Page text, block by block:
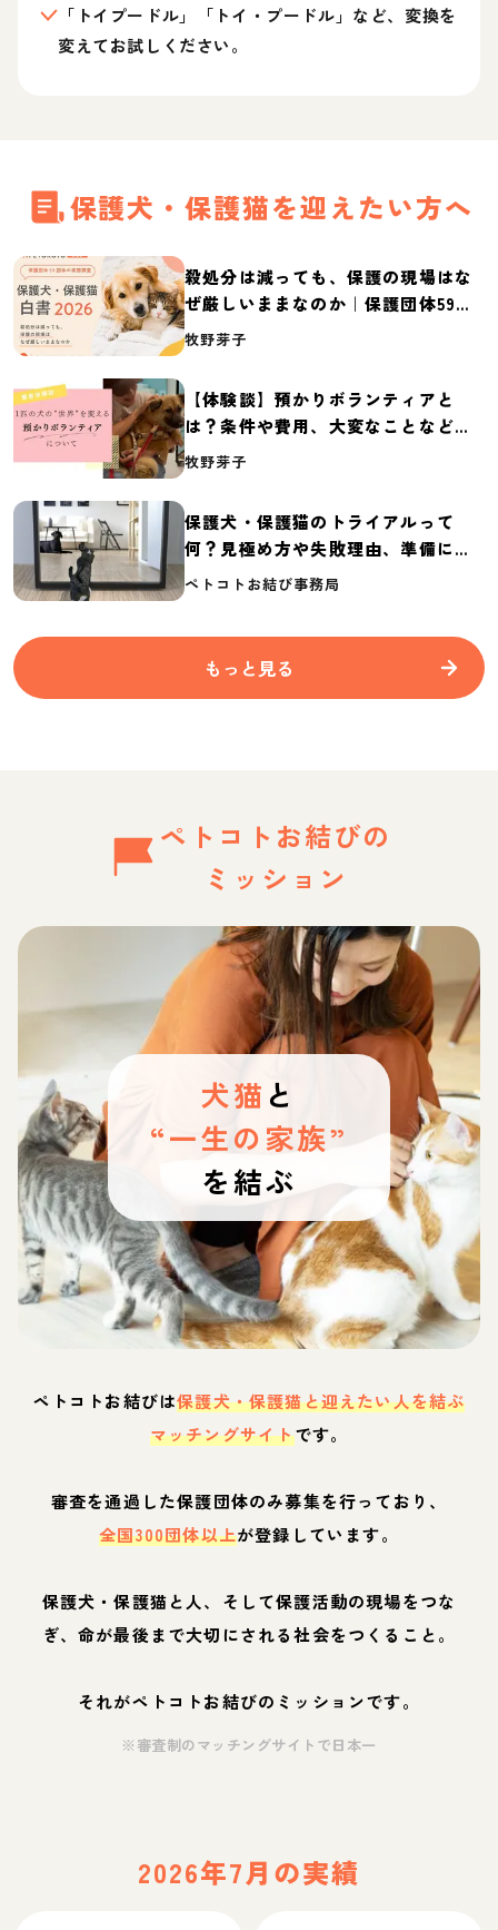
「トイプードル」「トイ・プードル」など、変換を
変えてお試しください。
保護犬・保護猫を迎えたい方へ
殺処分は減っても、保護の現場はな
ぜ厳しいままなのか｜保護団体59団
体の実態調査【保護犬・保護猫白書
牧野芽子
【体験談】預かりボランティアと
は？条件や費用、大変なことなど紹
介
牧野芽子
保護犬・保護猫のトライアルって
何？見極め方や失敗理由、準備に必
要なものを紹介
ペトコトお結び事務局
もっと見る
ペトコトお結びの
ミッション
犬猫 と
“一生の家族”
を結ぶ
ペトコトお結びは保護犬・保護猫と迎えたい人を結ぶ
マッチングサイトです。
審査を通過した保護団体のみ募集を行っており、
全国300団体以上が登録しています。
保護犬・保護猫と人、そして保護活動の現場をつな
ぎ、命が最後まで大切にされる社会をつくること。
それがペトコトお結びのミッションです。
※審査制のマッチングサイトで日本一
2026年7月の実績